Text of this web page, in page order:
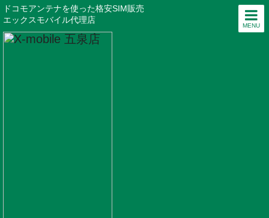
MENU
ドコモアンテナを使った格安SIM販売
エックスモバイル代理店